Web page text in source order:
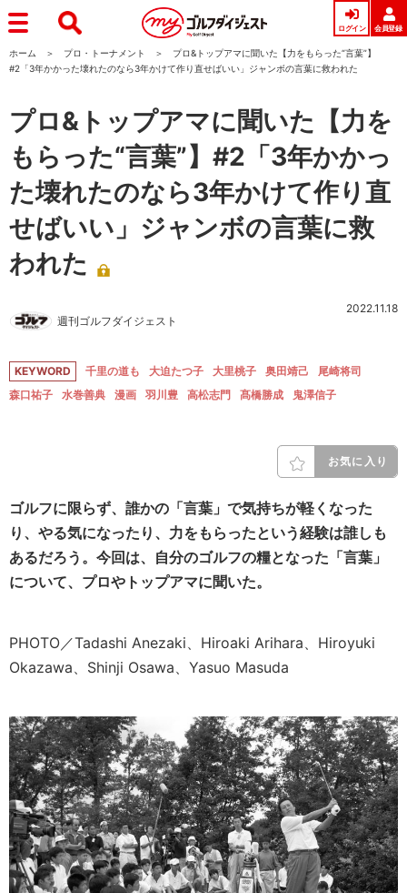
ログイン 会員登録
ホーム プロ・トーナメント
プロ&トップアマに聞いた【力をもらった“言葉”】
#2「3年かかった壊れたのなら3年かけて作り直せばいい」ジャンボの言葉に救われた
プロ&トップアマに聞いた【力を
もらった“言葉”】#2「3年かかっ
た壊れたのなら3年かけて作り直
せばいい」ジャンボの言葉に救
われた
週刊ゴルフダイジェスト
2022.11.18
KEYWORD 千里の道も 大迫たつ子 大里桃子 奥田靖己
尾崎将司
森口祐子
水巻善典 漫画 羽川豊 高松志門 髙橋勝成 鬼澤信子
お気に入り
ゴルフに限らず、誰かの「言葉」で気持ちが軽くなった
り、やる気になったり、力をもらったという経験は誰しも
あるだろう。今回は、自分のゴルフの糧となった「言葉」
について、プロやトップアマに聞いた。
PHOTO／Tadashi Anezaki、Hiroaki Arihara、Hiroyuki
Okazawa、Shinji Osawa、Yasuo Masuda